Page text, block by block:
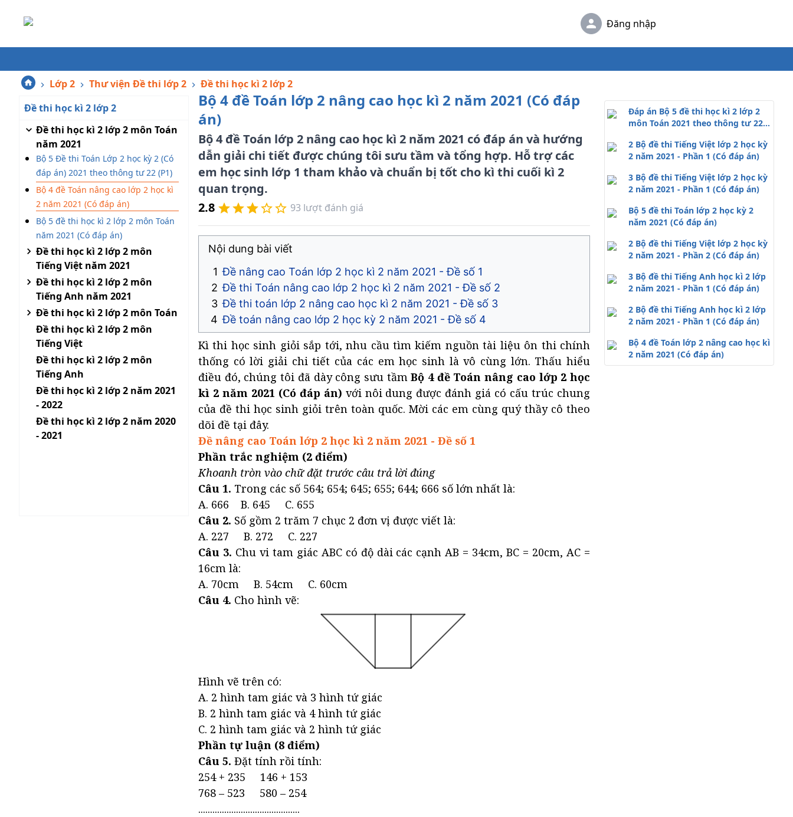
Đăng nhập
Lớp 2 Thư viện Đề thi lớp 2
Đề thi học kì 2 lớp 2
Đề thi học kì 2 lớp 2
Đề thi học kì 2 lớp 2 môn Toán
năm 2021
Bộ 5 Đề thi Toán Lớp 2 học kỳ 2 (Có
đáp án) 2021 theo thông tư 22 (P1)
Bộ 4 đề Toán nâng cao lớp 2 học kì
2 năm 2021 (Có đáp án)
Bộ 5 đề thi học kì 2 lớp 2 môn Toán
năm 2021 (Có đáp án)
Đề thi học kì 2 lớp 2 môn
Tiếng Việt năm 2021
Đề thi học kì 2 lớp 2 môn
Tiếng Anh năm 2021
Đề thi học kì 2 lớp 2 môn Toán
Đề thi học kì 2 lớp 2 môn
Tiếng Việt
Đề thi học kì 2 lớp 2 môn
Tiếng Anh
Đề thi học kì 2 lớp 2 năm 2021
- 2022
Đề thi học kì 2 lớp 2 năm 2020
- 2021
Bộ 4 đề Toán lớp 2 nâng cao học kì 2 năm 2021 (Có đáp
án)
Bộ 4 đề Toán lớp 2 nâng cao học kì 2 năm 2021 có đáp án và hướng
dẫn giải chi tiết được chúng tôi sưu tầm và tổng hợp. Hỗ trợ các
em học sinh lớp 1 tham khảo và chuẩn bị tốt cho kì thi cuối kì 2
quan trọng.
2.8
93 lượt đánh giá
Nội dung bài viết
Đề nâng cao Toán lớp 2 học kì 2 năm 2021 - Đề số 1
Đề thi Toán nâng cao lớp 2 học kì 2 năm 2021 - Đề số 2
Đề thi toán lớp 2 nâng cao học kì 2 năm 2021 - Đề số 3
Đề toán nâng cao lớp 2 học kỳ 2 năm 2021 - Đề số 4
Kì thi học sinh giỏi sắp tới, nhu cầu tìm kiếm nguồn tài liệu ôn thi chính
thống có lời giải chi tiết của các em học sinh là vô cùng lớn. Thấu hiểu
điều đó, chúng tôi đã dày công sưu tầmBộ 4 đề Toán nâng cao lớp 2 học
kì 2 năm 2021 (Có đáp án) với nôi dung được đánh giá có cấu trúc chung
của đề thi học sinh giỏi trên toàn quốc. Mời các em cùng quý thầy cô theo
dõi đề tại đây.
Đề nâng cao Toán lớp 2 học kì 2 năm 2021 - Đề số 1
Phần trắc nghiệm (2 điểm)
Khoanh tròn vào chữ đặt trước câu trả lời đúng
Câu 1. Trong các số 564; 654; 645; 655; 644; 666 số lớn nhất là:
A. 666 B. 645 C. 655
Câu 2. Số gồm 2 trăm 7 chục 2 đơn vị được viết là:
A. 227 B. 272 C. 227
Câu 3. Chu vi tam giác ABC có độ dài các cạnh AB = 34cm, BC = 20cm, AC =
16cm là:
A. 70cm B. 54cm C. 60cm
Câu 4. Cho hình vẽ:
Hình vẽ trên có:
A. 2 hình tam giác và 3 hình tứ giác
B. 2 hình tam giác và 4 hình tứ giác
C. 2 hình tam giác và 2 hình tứ giác
Phần tự luận (8 điểm)
Câu 5. Đặt tính rồi tính:
254 + 235 146 + 153
768 – 523 580 – 254
...........................................
Đáp án Bộ 5 đề thi học kì 2 lớp 2
môn Toán 2021 theo thông tư 22 -
2 Bộ đề thi Tiếng Việt lớp 2 học kỳ
2 năm 2021 - Phần 1 (Có đáp án)
3 Bộ đề thi Tiếng Việt lớp 2 học kỳ
2 năm 2021 - Phần 1 (Có đáp án)
Bộ 5 đề thi Toán lớp 2 học kỳ 2
năm 2021 (Có đáp án)
2 Bộ đề thi Tiếng Việt lớp 2 học kỳ
2 năm 2021 - Phần 2 (Có đáp án)
3 Bộ đề thi Tiếng Anh học kì 2 lớp
2 năm 2021 - Phần 1 (Có đáp án)
2 Bộ đề thi Tiếng Anh học kì 2 lớp
2 năm 2021 - Phần 1 (Có đáp án)
Bộ 4 đề Toán lớp 2 nâng cao học kì
2 năm 2021 (Có đáp án)